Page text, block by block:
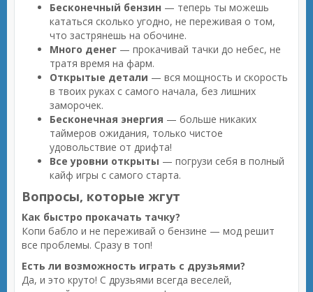
Бесконечный бензин — теперь ты можешь
кататься сколько угодно, не переживая о том,
что застрянешь на обочине.
Много денег — прокачивай тачки до небес, не
тратя время на фарм.
Открытые детали — вся мощность и скорость
в твоих руках с самого начала, без лишних
заморочек.
Бесконечная энергия — больше никаких
таймеров ожидания, только чистое
удовольствие от дрифта!
Все уровни открыты — погрузи себя в полный
кайф игры с самого старта.
Вопросы, которые жгут
Как быстро прокачать тачку?
Копи бабло и не переживай о бензине — мод решит
все проблемы. Сразу в топ!
Есть ли возможность играть с друзьями?
Да, и это круто! С друзьями всегда веселей,